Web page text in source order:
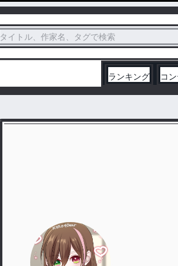
タイトル、作家名、タグで検索
ランキング コ